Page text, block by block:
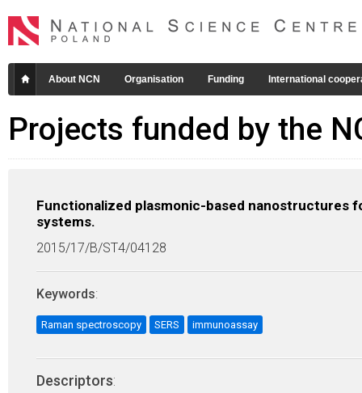
About NCN Organisation Funding International
Projects funded by the
Functionalized plasmonic-based nanostructures
systems.
2015/17/B/ST4/04128
Keywords:
Raman spectroscopy SERS immunoassay
Descriptors: